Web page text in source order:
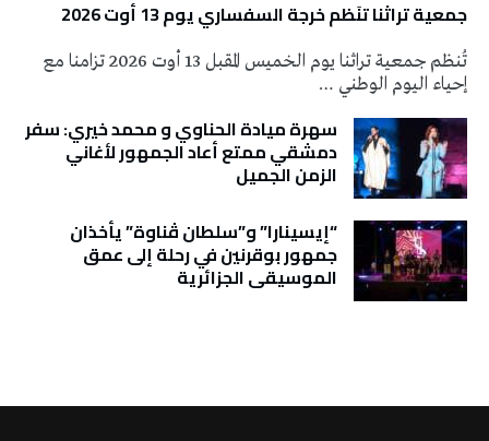
جمعية تراثنا تنَظم خرجة السفساري يوم 13 أوت 2026
تُنظم جمعية تراثنا يوم الخميس المقبل 13 أوت 2026 تزامنا مع
إحياء اليوم الوطني …
سهرة ميادة الحناوي و محمد خيري: سفر
دمشقي ممتع أعاد الجمهور لأغاني
الزمن الجميل
“إيسينارا” و”سلطان ڤناوة” يأخذان
جمهور بوقرنين في رحلة إلى عمق
الموسيقى الجزائرية